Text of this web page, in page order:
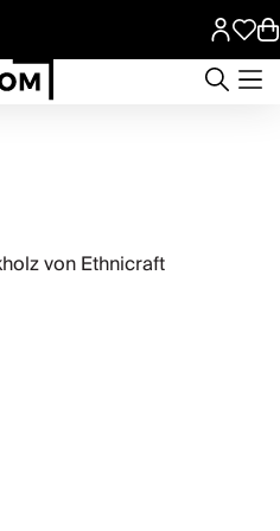
von Ethnicraft